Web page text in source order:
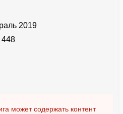
2019
448
может содержать контент